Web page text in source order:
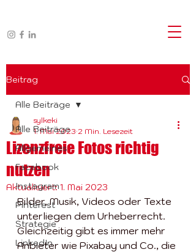
Beitrag
Alle Beiträge
Allgemeines
Facebook
Instagram
Pinterest
Strategie
LinkedIn
Alle Beiträge
Lizenzfreie Fotos richtig
nutzen
sylkeki
1. Mai 2023 2 Min. Lesezeit
Aktualisiert:1. Mai 2023
Bilder, Musik, Videos oder Texte
unterliegen dem Urheberrecht.
Gleichzeitig gibt es immer mehr
Anbieter wie Pixabay und Co., die